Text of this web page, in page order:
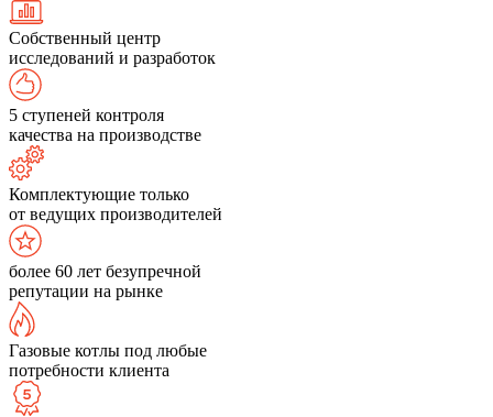
Собственный центр
исследований и разработок
5 ступеней контроля
качества на производстве
Комплектующие только
от ведущих производителей
более 60 лет безупречной
репутации на рынке
Газовые котлы под любые
потребности клиента